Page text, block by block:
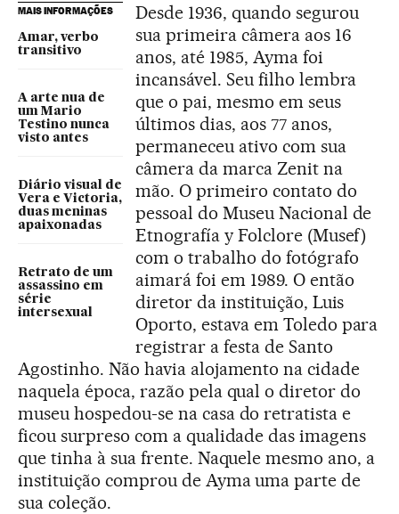
MAIS INFORMAÇÕES
Amar, verbo
transitivo
A arte nua de
um Mario
Testino nunca
visto antes
Diário visual de
Vera e Victoria,
duas meninas
apaixonadas
Retrato de um
assassino em
série
intersexual
Desde 1936, quando segurou
sua primeira câmera aos 16
anos, até 1985, Ayma foi
incansável. Seu filho lembra
que o pai, mesmo em seus
últimos dias, aos 77 anos,
permaneceu ativo com sua
câmera da marca Zenit na
mão. O primeiro contato do
pessoal do Museu Nacional de
Etnografía y Folclore (Musef)
com o trabalho do fotógrafo
aimará foi em 1989. O então
diretor da instituição, Luis
Oporto, estava em Toledo para
registrar a festa de Santo
Agostinho. Não havia alojamento na cidade
naquela época, razão pela qual o diretor do
museu hospedou-se na casa do retratista e
ficou surpreso com a qualidade das imagens
que tinha à sua frente. Naquele mesmo ano, a
instituição comprou de Ayma uma parte de
sua coleção.